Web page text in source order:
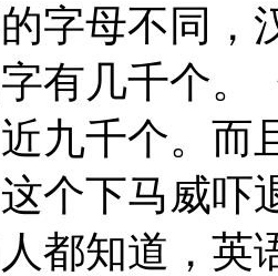
字母不同，
有几千个。
九千个。而
个下马威吓
都知道，英